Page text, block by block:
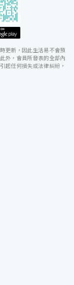
更新，因此生活易不會預
外，會員所發表的全部內
起任何損失或法律糾紛，